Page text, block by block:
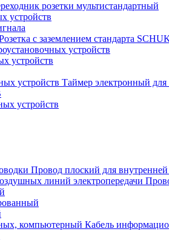
розетки мультистандартный
устройств
с заземлением стандарта
устройств
устройств
Таймер электронный для
устройств
Провод плоский для
Кабель